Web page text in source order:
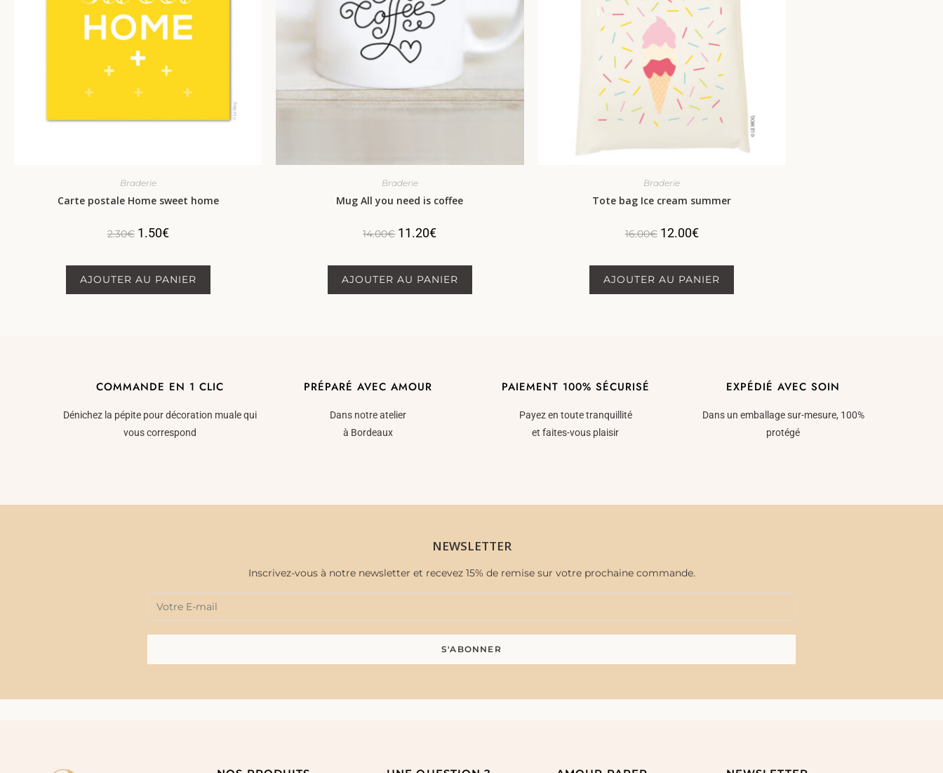
Braderie
Carte postale Home sweet home
2.30€ 1.50€
AJOUTER AU PANIER
Braderie
Mug All you need is coffee
14.00€ 11.20€
AJOUTER AU PANIER
Braderie
Tote bag Ice cream summer
16.00€ 12.00€
AJOUTER AU PANIER
COMMANDE EN 1 CLIC
Dénichez la pépite pour décoration muale qui
vous correspond
PRÉPARÉ AVEC AMOUR
Dans notre atelier
à Bordeaux
PAIEMENT 100% SÉCURISÉ
Payez en toute tranquillité
et faites-vous plaisir
EXPÉDIÉ AVEC SOIN
Dans un emballage sur-mesure, 100%
protégé
NEWSLETTER
Inscrivez-vous à notre newsletter et recevez 15% de remise sur votre prochaine commande.